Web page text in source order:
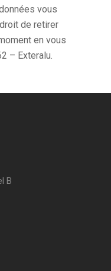
vous
de retirer
en vous
– Exteralu.
B